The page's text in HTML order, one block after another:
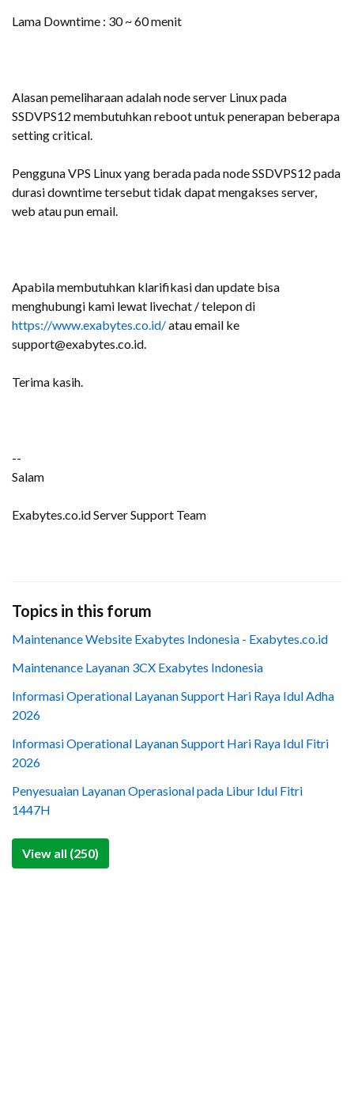
Lama Downtime : 30 ~ 60 menit
Alasan pemeliharaan adalah node server Linux pada
SSDVPS12 membutuhkan reboot untuk penerapan beberapa
setting critical.
Pengguna VPS Linux yang berada pada node SSDVPS12 pada
durasi downtime tersebut tidak dapat mengakses server,
web atau pun email.
Apabila membutuhkan klarifikasi dan update bisa
menghubungi kami lewat livechat / telepon di
https://www.exabytes.co.id/atau email ke
support@exabytes.co.id.
Terima kasih.
--
Salam
Exabytes.co.id Server Support Team
Topics in this forum
Maintenance Website Exabytes Indonesia - Exabytes.co.id
Maintenance Layanan 3CX Exabytes Indonesia
Informasi Operational Layanan Support Hari Raya Idul Adha
2026
Informasi Operational Layanan Support Hari Raya Idul Fitri
2026
Penyesuaian Layanan Operasional pada Libur Idul Fitri
1447H
View all (250)